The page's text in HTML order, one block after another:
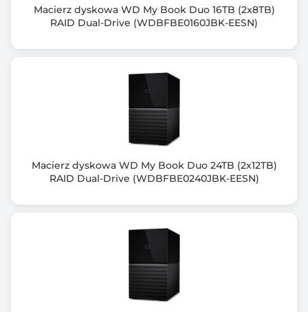
0 szt.
3 szt.
Ilość zatok wewn. 2.5" (C)
Ilość zatok wewn. 3.5" (B)
Ilość gniazd PCIe
Macierz dyskowa WD My Book Duo 16TB (2x8TB)
RAID Dual-Drive (WDBFBE0160JBK-EESN)
Macierz dyskowa WD My Book Duo 24TB (2x12TB)
RAID Dual-Drive (WDBFBE0240JBK-EESN)